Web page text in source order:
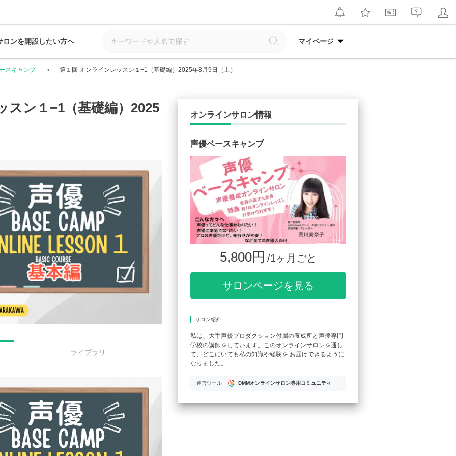
ロンを開設したい方へ マイページ
スキャンプ 第１回 オンラインレッスン１−1（基礎編）2025年8月9日（土）
スン１−1（基礎編）2025
ライブラリ
オンラインサロン情報
声優ベースキャンプ
5,800円 /1ヶ月ごと
サロンページを見る
サロン紹介
私は、大手声優プロダクション付属の養成所と声優専門
学校の講師をしています。このオンラインサロンを通し
て、どこにいても私の知識や経験を お届けできるように
なりました。
運営ツール DMMオンラインサロン専用コミュニティ